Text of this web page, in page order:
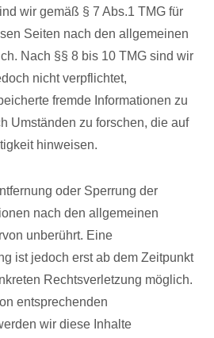
wir gemäß § 7 Abs.1 TMG für
Seiten nach den allgemeinen
Nach §§ 8 bis 10 TMG sind wir
nicht verpflichtet,
fremde Informationen zu
Umständen zu forschen, die auf
hinweisen.
oder Sperrung der
nach den allgemeinen
unberührt. Eine
ist jedoch erst ab dem Zeitpunkt
Rechtsverletzung möglich.
entsprechenden
wir diese Inhalte